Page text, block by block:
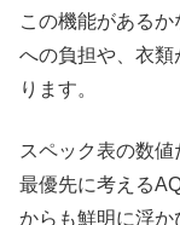
この機能がある
への負担や、衣
ります。
スペック表の数
最優先に考える
からも鮮明に浮か